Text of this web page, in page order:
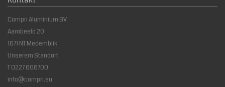
Compri Aluminium BV
Aambeeld 20
1671 NT Medemblik
Unserem Standort
T0227 606700
info@compri.eu